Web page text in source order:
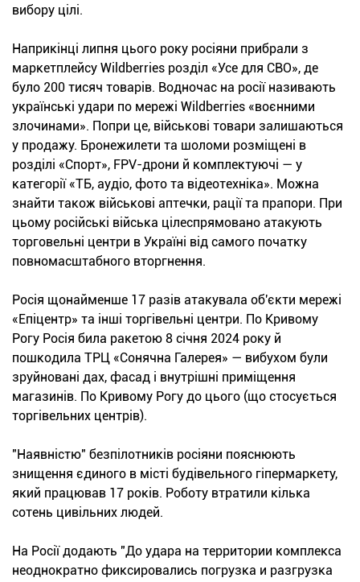
вибору цілі.
Наприкінці липня цього року росіяни прибрали з
маркетплейсу Wildberries розділ «Усе для СВО», де
було 200 тисяч товарів. Водночас на росії називають
українські удари по мережі Wildberries «воєнними
злочинами». Попри це, військові товари залишаються
у продажу. Бронежилети та шоломи розміщені в
розділі «Спорт», FPV-дрони й комплектуючі — у
категорії «ТБ, аудіо, фото та відеотехніка». Можна
знайти також військові аптечки, рації та прапори. При
цьому російські війська цілеспрямовано атакують
торговельні центри в Україні від самого початку
повномасштабного вторгнення.
Росія щонайменше 17 разів атакувала об'єкти мережі
«Епіцентр» та інші торгівельні центри. По Кривому
Рогу Росія била ракетою 8 січня 2024 року й
пошкодила ТРЦ «Сонячна Галерея» — вибухом були
зруйновані дах, фасад і внутрішні приміщення
магазинів. По Кривому Рогу до цього (що стосується
торгівельних центрів).
"Наявністю" безпілотників росіяни пояснюють
знищення єдиного в місті будівельного гіпермаркету,
який працював 17 років. Роботу втратили кілька
сотень цивільних людей.
На Росії додають "До удара на территории комплекса
неоднократно фиксировались погрузка и разгрузка